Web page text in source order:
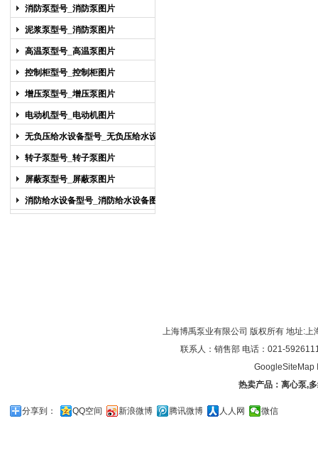
消防泵型号_消防泵图片
泥浆泵型号_消防泵图片
高温泵型号_高温泵图片
控制柜型号_控制柜图片
增压泵型号_增压泵图片
电动机型号_电动机图片
无负压给水设备型号_无负压给水设备
图片
转子泵型号_转子泵图片
屏蔽泵型号_屏蔽泵图片
消防给水设备型号_消防给水设备图片
上海博禹泵业有限公司 版权所有 地址:
联系人：销售部 电话：021-
GoogleSiteMap
热卖产品： 离心泵,
分享到： QQ空间 新浪微博 腾讯微博 人人网 微信